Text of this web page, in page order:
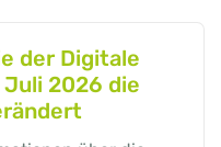
der Digitale
Juli 2026 die